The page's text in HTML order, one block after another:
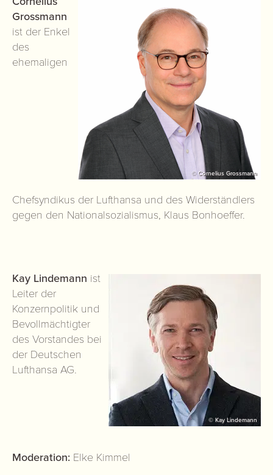
© Cornelius Grossmann
Grossmann
ist der Enkel
des
ehemaligen
Chefsyndikus der Lufthansa und des Widerständlers
gegen den Nationalsozialismus, Klaus Bonhoeffer.
© Kay Lindemann
Kay Lindemann ist
Leiter der
Konzernpolitik und
Bevollmächtigter
des Vorstandes bei
der Deutschen
Lufthansa AG.
Moderation: Elke Kimmel